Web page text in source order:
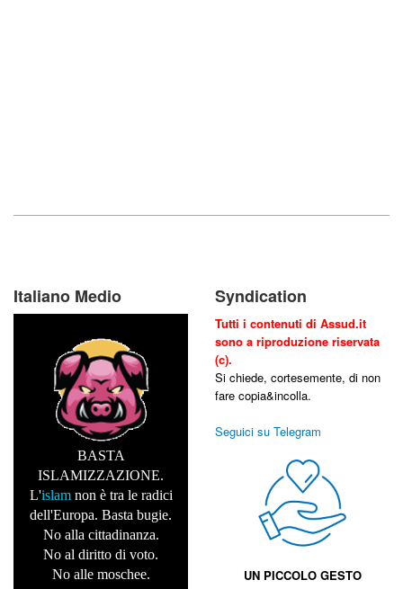
Italiano Medio
BASTA
ISLAMIZZAZIONE.
L'islam non è tra le radici
dell'Europa. Basta bugie.
No alla cittadinanza.
No al diritto di voto.
No alle moschee.
Syndication
Tutti i contenuti di Assud.it
sono a riproduzione riservata
(c).
Si chiede, cortesemente, di non
fare copia&incolla.
Seguici su Telegram
UN PICCOLO GESTO